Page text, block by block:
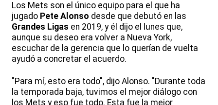
Los Mets son el único equipo para el que ha
jugado Pete Alonso desde que debutó en las
Grandes Ligas en 2019, y él dijo el lunes que,
aunque su deseo era volver a Nueva York,
escuchar de la gerencia que lo querían de vuelta
ayudó a concretar el acuerdo.
"Para mí, esto era todo", dijo Alonso. "Durante toda
la temporada baja, tuvimos el mejor diálogo con
los Mets y eso fue todo. Esta fue la mejor